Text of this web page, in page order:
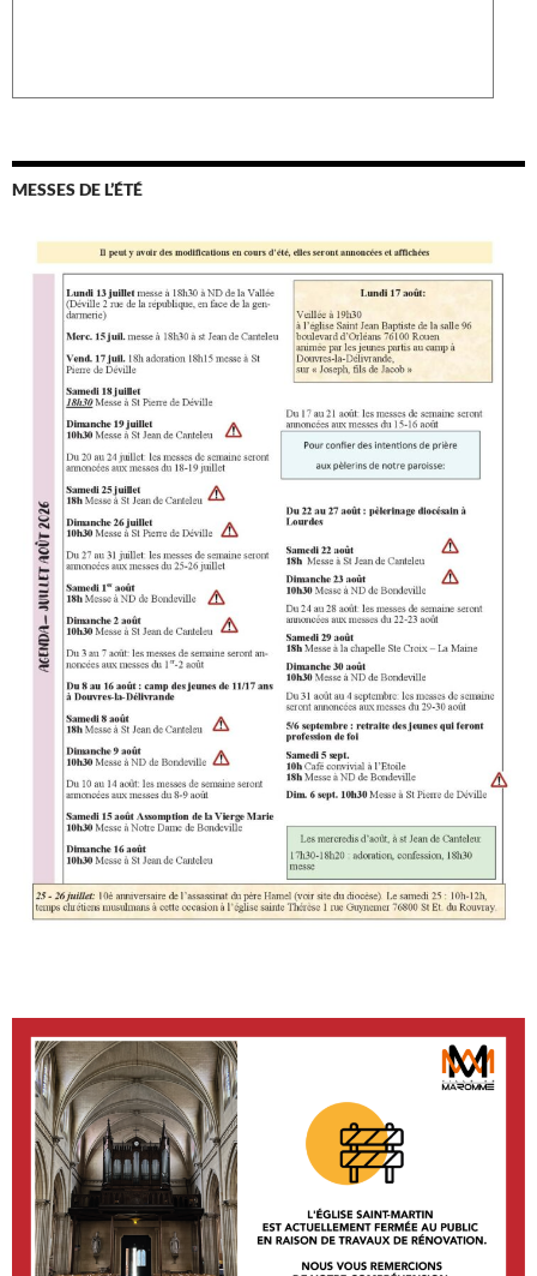
MESSES DE L’ÉTÉ